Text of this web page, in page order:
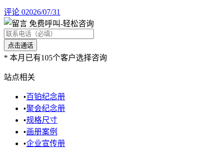
评论 02026/07/31
免费呼叫-轻松咨询
* 本月已有105个客户选择咨询
站点相关
•百铂纪念册
•聚会纪念册
•规格尺寸
•画册案例
•企业宣传册